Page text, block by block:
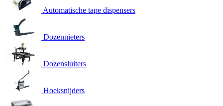
Automatische tape dispensers
Dozennieters
Dozensluiters
Hoeksnijders